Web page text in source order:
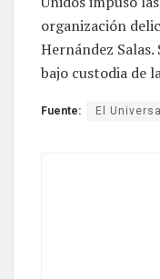
organización
Hernández
bajo custodia de
Fuente: El Universal